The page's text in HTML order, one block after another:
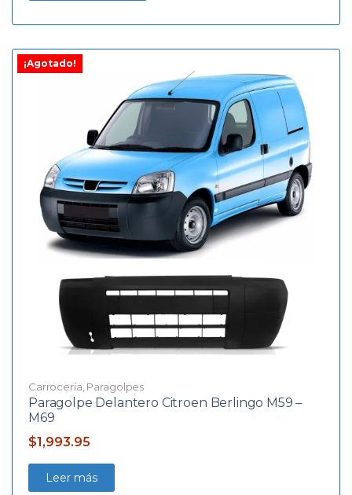
¡Agotado!
Carrocería Paragolpes
Paragolpe Delantero Citroen Berlingo M59 –
M69
$1,993.95
Leer más